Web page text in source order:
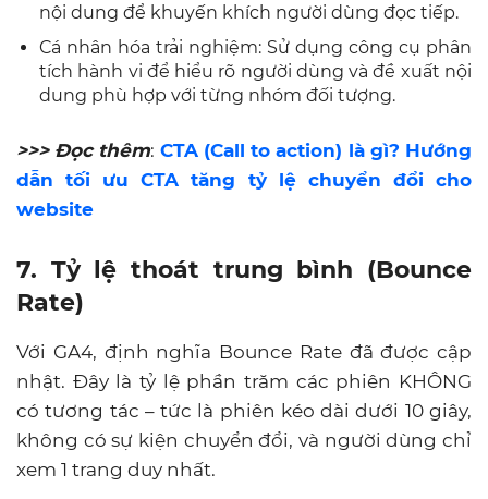
nội dung để khuyến khích người dùng đọc tiếp.
Cá nhân hóa trải nghiệm: Sử dụng công cụ phân
tích hành vi để hiểu rõ người dùng và đề xuất nội
dung phù hợp với từng nhóm đối tượng.
>>> Đọc thêm: CTA (Call to action) là gì? Hướng
dẫn tối ưu CTA tăng tỷ lệ chuyển đổi cho
website
7. Tỷ lệ thoát trung bình (Bounce
Rate)
Với GA4, định nghĩa Bounce Rate đã được cập
nhật. Đây là tỷ lệ phần trăm các phiên KHÔNG
có tương tác – tức là phiên kéo dài dưới 10 giây,
không có sự kiện chuyển đổi, và người dùng chỉ
xem 1 trang duy nhất.